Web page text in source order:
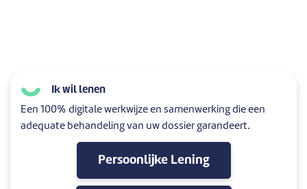
Ik wil lenen
Een 100% digitale werkwijze en samenwerking die een
adequate behandeling van uw dossier garandeert.
Persoonlijke Lening